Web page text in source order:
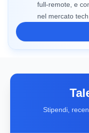
full-remote, e
nel mercato
Stipendi,